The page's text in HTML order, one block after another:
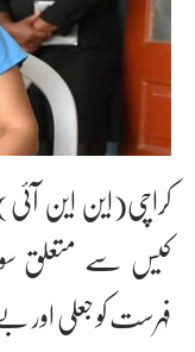
کراچی(این این
کیس سے متعلق
فہرست کو جعلی اور